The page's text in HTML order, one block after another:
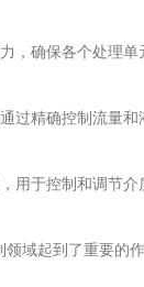
确保各个处理单
精确控制流量和
于控制和调节介
起到了重要的作